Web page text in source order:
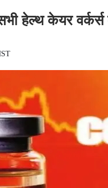
हेल्थ केयर वर्कर्स